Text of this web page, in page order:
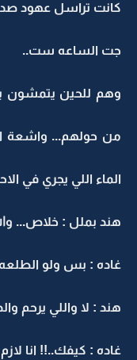
كانت تراسل عهود
جت الساعه ست..
وهم للحين يتمشون
من حولهم... واشعة
الماء اللي يجري في
هند بملل : خلاص...
غاده : بس ولو
هند : لا واللي يرحم
غاده : كيفك..!! انا